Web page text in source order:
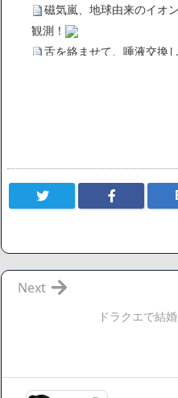
磁気嵐、地球由来のイオ
観測！
舌を絡ませて、唾液交換
広末涼子さん、正気に戻
割減
【画像】さくまあきら「
【愕然】ワイ「豚バラ
調べたろww(2割3割減った
果・・・・・・・・・・・
【悲報】ジェネリック医
ドラクエで結
Next